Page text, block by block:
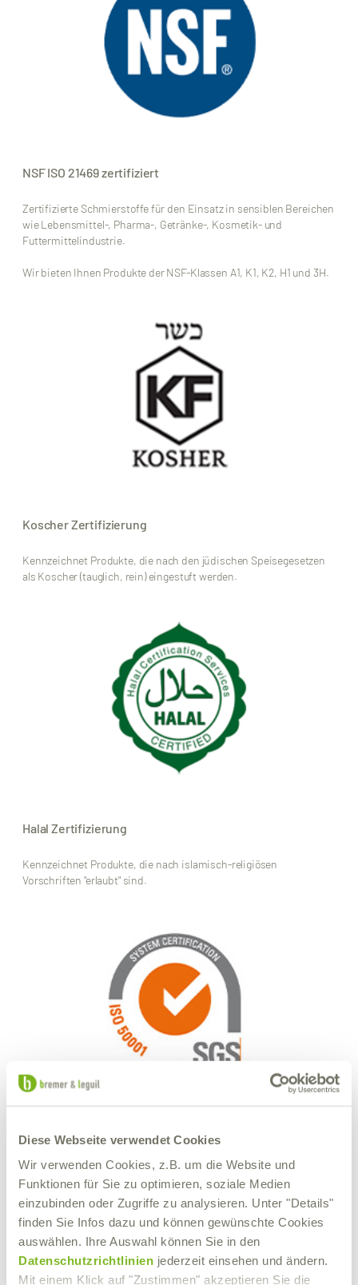
Diese Webseite verwendet Cookies
Wir verwenden Cookies, z.B. um die Website und
Funktionen für Sie zu optimieren, soziale Medien
einzubinden oder Zugriffe zu analysieren. Unter "Details"
finden Sie Infos dazu und können gewünschte Cookies
auswählen. Ihre Auswahl können Sie in den
Datenschutzrichtlinien jederzeit einsehen und ändern.
Mit einem Klick auf "Zustimmen" akzeptieren Sie die
NSF ISO 21469 zertifiziert
Zertifizierte Schmierstoffe für den Einsatz in sensiblen Bereichen
wie Lebensmittel-, Pharma-, Getränke-, Kosmetik- und
Futtermittelindustrie.
Wir bieten Ihnen Produkte der NSF-Klassen A1, K1, K2, H1 und 3H.
Koscher Zertifizierung
Kennzeichnet Produkte, die nach den jüdischen Speisegesetzen
als Koscher (tauglich, rein) eingestuft werden.
Halal Zertifizierung
Kennzeichnet Produkte, die nach islamisch-religiösen
Vorschriften "erlaubt" sind.
ISO 50001:2018
Effizientes Energiemanagement: nachhaltige Steigerung der
Energieeffizienz und regelmäßige Bewertung.